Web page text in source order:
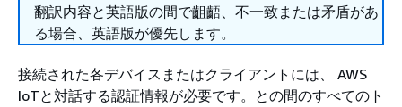
翻訳内容と英語版の間で齟齬、不一致または矛盾があ
る場合、英語版が優先します。
接続された各デバイスまたはクライアントには、 AWS
IoTと対話する認証情報が必要です。との間のすべてのト